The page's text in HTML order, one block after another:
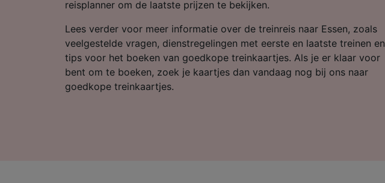
reisplanner om de laatste prijzen te bekijken.
Lees verder voor meer informatie over de treinreis naar Essen, zoals
veelgestelde vragen, dienstregelingen met eerste en laatste treinen en
tips voor het boeken van goedkope treinkaartjes. Als je er klaar voor
bent om te boeken, zoek je kaartjes dan vandaag nog bij ons naar
goedkope treinkaartjes.